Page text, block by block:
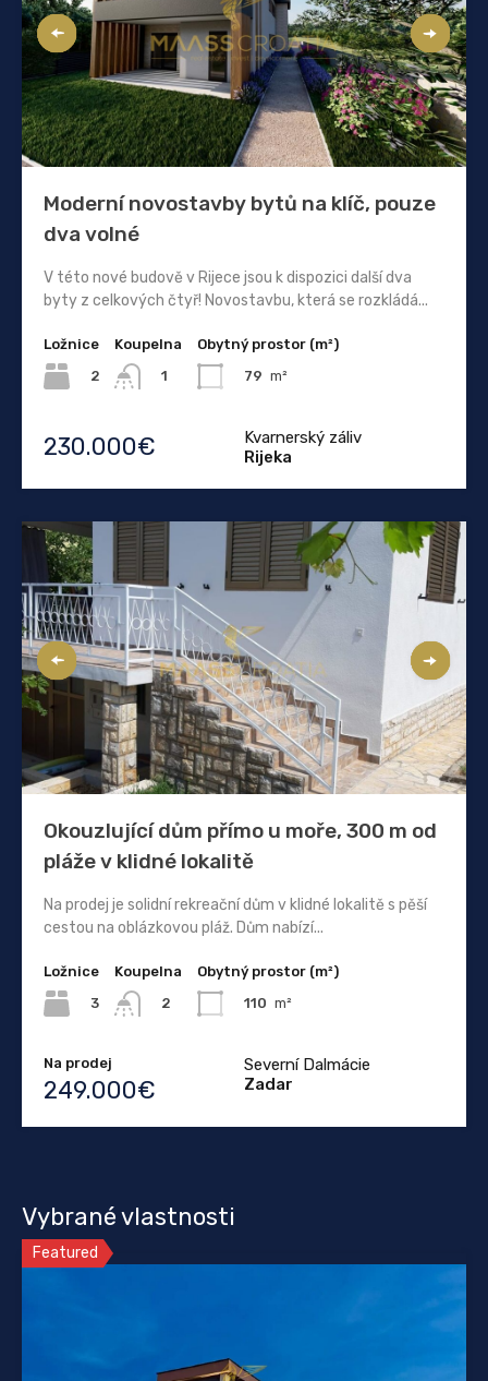
Moderní novostavby bytů na klíč, pouze
dva volné
V této nové budově v Rijece jsou k dispozici další dva
byty z celkových čtyř! Novostavbu, která se rozkládá...
Ložnice
2
Koupelna
1
Obytný prostor (m²)
79 m²
230.000€
Kvarnerský záliv
Rijeka
Okouzlující dům přímo u moře, 300 m od
pláže v klidné lokalitě
Na prodej je solidní rekreační dům v klidné lokalitě s pěší
cestou na oblázkovou pláž. Dům nabízí...
Ložnice
3
Koupelna
2
Obytný prostor (m²)
110 m²
Na prodej
249.000€
Severní Dalmácie
Zadar
Vybrané vlastnosti
Featured